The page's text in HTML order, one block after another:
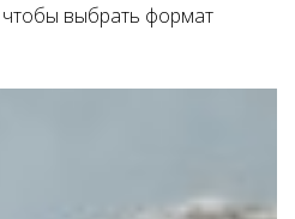
чтобы выбрать формат